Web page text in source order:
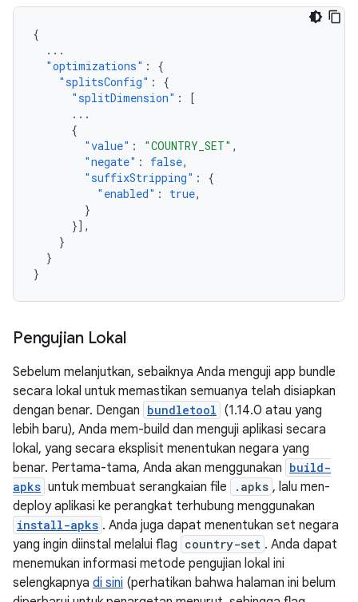
{
...
"optimizations" :
{
"splitsConfig" :
{
"splitDimension" :
[
...
{
"value" : "COUNTRY_SET" ,
"negate" : false,
"suffixStripping" :
{
"enabled" : true,
}
}],
}
}
}
Pengujian Lokal
Sebelum melanjutkan, sebaiknya Anda menguji app bundle
secara lokal untuk memastikan semuanya telah disiapkan
dengan benar. Dengan bundletool (1.14.0 atau yang
lebih baru), Anda mem-build dan menguji aplikasi secara
lokal, yang secara eksplisit menentukan negara yang
benar. Pertama-tama, Anda akan menggunakan build-
apks untuk membuat serangkaian file .apks , lalu men-
deploy aplikasi ke perangkat terhubung menggunakan
install-apks . Anda juga dapat menentukan set negara
yang ingin diinstal melalui flag country-set . Anda dapat
menemukan informasi metode pengujian lokal ini
selengkapnya di sini (perhatikan bahwa halaman ini belum